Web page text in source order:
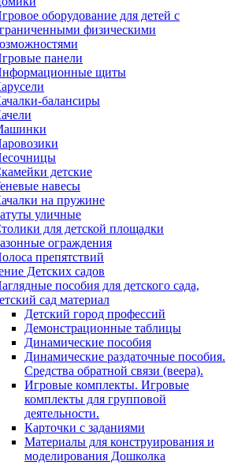
оборудование для детей с
физическими
панели
щиты
балансиры
детские
навесы
на пружине
уличные
для детской площадки
ограждения
препятствий
Детских садов
пособия для детского сада,
сад материал
Детский город профессий
Демонстрационные таблицы
Динамические пособия
Динамические раздаточные пособия.
Средства обратной связи (веера).
Игровые комплекты. Игровые
комплекты для групповой
деятельности.
Карточки с заданиями
Материалы для конструирования и
моделирования Дошколка